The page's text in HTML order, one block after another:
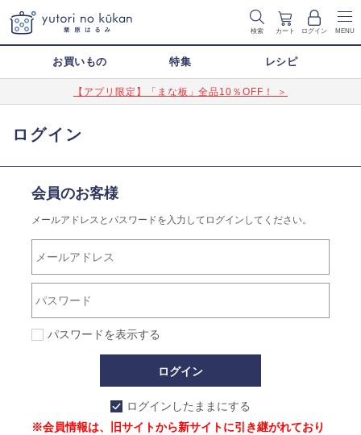
検索 カート ログイン MENU
お買いもの 特集 レシピ
【アプリ限定】「まな板」全品10％OFF！ ＞
ログイン
会員のお客様
メールアドレスとパスワードを入力してログインしてください。
パスワードを表示する
ログインしたままにする
※会員情報は、旧サイトから新サイトに引き継がれており